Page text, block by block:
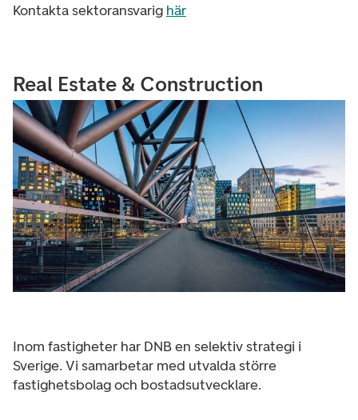
Kontakta sektoransvarig här
Real Estate & Construction
Inom fastigheter har DNB en selektiv strategi i
Sverige. Vi samarbetar med utvalda större
fastighetsbolag och bostadsutvecklare.